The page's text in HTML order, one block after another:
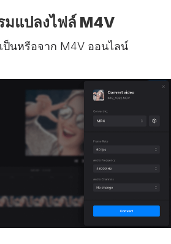
มแปลงไฟล์ M4V
ป็นหรือจาก M4V ออนไลน์